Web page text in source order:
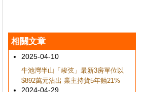
相關文章
2025-04-10
牛池灣半山「峻弦」最新3房單位以
$892萬元沽出 業主持貨5年蝕21%
2024-04-29